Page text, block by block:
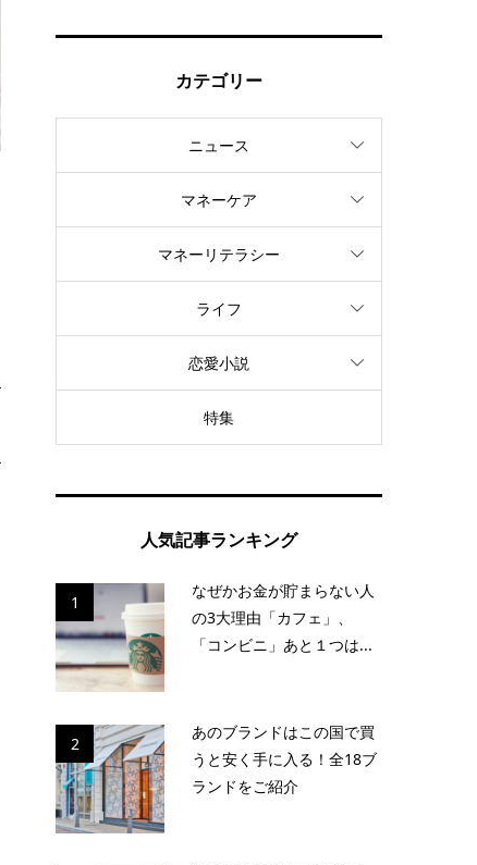
カテゴリー
ニュース
マネーケア
マネーリテラシー
ライフ
恋愛小説
特集
人気記事ランキング
1
なぜかお金が貯まらない人
の3大理由「カフェ」、
「コンビニ」あと１つは...
2
あのブランドはこの国で買
うと安く手に入る！全18ブ
ランドをご紹介